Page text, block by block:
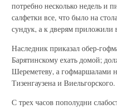
потребно несколько недель и
салфетки все, что было на
сундук, а к дверям приложили
Наследник приказал обер-
Барятинскому ехать домой;
Шереметеву, а гофмаршалами
Тизенгаузена и Виельгорского.
С трех часов пополудни